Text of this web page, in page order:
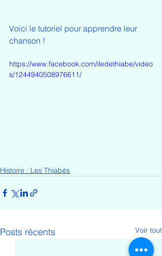
Voici le tutoriel pour apprendre leur
chanson !
https://www.facebook.com/iledethiabe/video
s/1244940508976611/
Histoire : Les Thiabés
Posts récents Voir tout